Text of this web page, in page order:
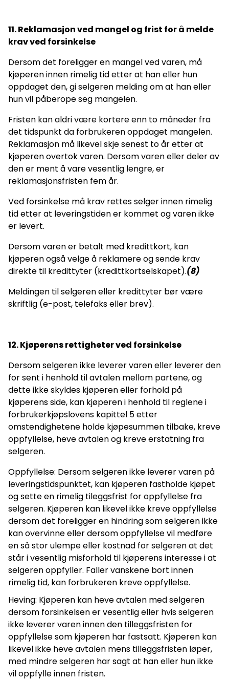
11. Reklamasjon ved mangel og frist for å melde
krav ved forsinkelse
Dersom det foreligger en mangel ved varen, må
kjøperen innen rimelig tid etter at han eller hun
oppdaget den, gi selgeren melding om at han eller
hun vil påberope seg mangelen.
Fristen kan aldri være kortere enn to måneder fra
det tidspunkt da forbrukeren oppdaget mangelen.
Reklamasjon må likevel skje senest to år etter at
kjøperen overtok varen. Dersom varen eller deler av
den er ment å vare vesentlig lengre, er
reklamasjonsfristen fem år.
Ved forsinkelse må krav rettes selger innen rimelig
tid etter at leveringstiden er kommet og varen ikke
er levert.
Dersom varen er betalt med kredittkort, kan
kjøperen også velge å reklamere og sende krav
direkte til kredittyter (kredittkortselskapet).(8)
Meldingen til selgeren eller kredittyter bør være
skriftlig (e-post, telefaks eller brev).
12. Kjøperens rettigheter ved forsinkelse
Dersom selgeren ikke leverer varen eller leverer den
for sent i henhold til avtalen mellom partene, og
dette ikke skyldes kjøperen eller forhold på
kjøperens side, kan kjøperen i henhold til reglene i
forbrukerkjøpslovens kapittel 5 etter
omstendighetene holde kjøpesummen tilbake, kreve
oppfyllelse, heve avtalen og kreve erstatning fra
selgeren.
Oppfyllelse: Dersom selgeren ikke leverer varen på
leveringstidspunktet, kan kjøperen fastholde kjøpet
og sette en rimelig tileggsfrist for oppfyllelse fra
selgeren. Kjøperen kan likevel ikke kreve oppfyllelse
dersom det foreligger en hindring som selgeren ikke
kan overvinne eller dersom oppfyllelse vil medføre
en så stor ulempe eller kostnad for selgeren at det
står i vesentlig misforhold til kjøperens interesse i at
selgeren oppfyller. Faller vanskene bort innen
rimelig tid, kan forbrukeren kreve oppfyllelse.
Heving: Kjøperen kan heve avtalen med selgeren
dersom forsinkelsen er vesentlig eller hvis selgeren
ikke leverer varen innen den tilleggsfristen for
oppfyllelse som kjøperen har fastsatt. Kjøperen kan
likevel ikke heve avtalen mens tilleggsfristen løper,
med mindre selgeren har sagt at han eller hun ikke
vil oppfylle innen fristen.